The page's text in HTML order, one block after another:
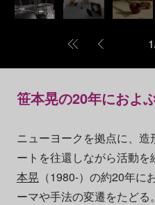
1
笹本晃の20年におよ
ニューヨークを拠点に、
ートを往還しながら活動を
本晃 （1980-）の約20年
ーマや手法の変遷をたど